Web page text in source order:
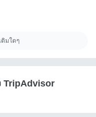
ติมใดๆ
TripAdvisor